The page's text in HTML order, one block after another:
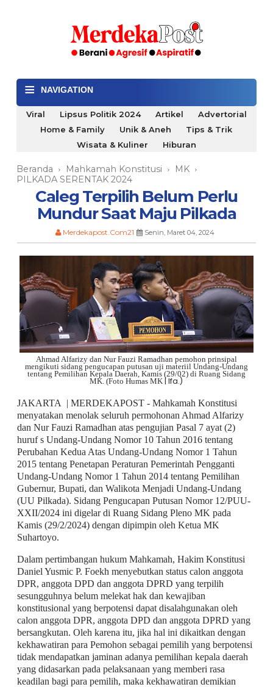
≡ NAVIGATION
Viral Lipsus Politik 2024 Artikel
Advertorial
Home & Family
Unik & Aneh
Tips & Trik
Wisata & Kuliner
Hiburan
Beranda › Mahkamah Konstitusi › MK ›
PILKADA SERENTAK 2024
Caleg Terpilih Belum Perlu
Mundur Saat Maju Pilkada
Merdekapost.Com21 Senin, Maret 04, 2024
Ahmad Alfarizy dan Nur Fauzi Ramadhan pemohon prinsipal
mengikuti sidang pengucapan putusan uji materiil Undang-Undang
tentang Pemilihan Kepala Daerah, Kamis (29/02) di Ruang Sidang
MK. (Foto Humas MK | Ifa.)
JAKARTA | MERDEKAPOST - Mahkamah Konstitusi
menyatakan menolak seluruh permohonan Ahmad Alfarizy
dan Nur Fauzi Ramadhan atas pengujian Pasal 7 ayat (2)
huruf s Undang-Undang Nomor 10 Tahun 2016 tentang
Perubahan Kedua Atas Undang-Undang Nomor 1 Tahun
2015 tentang Penetapan Peraturan Pemerintah Pengganti
Undang-Undang Nomor 1 Tahun 2014 tentang Pemilihan
Gubernur, Bupati, dan Walikota Menjadi Undang-Undang
(UU Pilkada). Sidang Pengucapan Putusan Nomor 12/PUU-
XXII/2024 ini digelar di Ruang Sidang Pleno MK pada
Kamis (29/2/2024) dengan dipimpin oleh Ketua MK
Suhartoyo.
Dalam pertimbangan hukum Mahkamah, Hakim Konstitusi
Daniel Yusmic P. Foekh menyebutkan status calon anggota
DPR, anggota DPD dan anggota DPRD yang terpilih
sesungguhnya belum melekat hak dan kewajiban
konstitusional yang berpotensi dapat disalahgunakan oleh
calon anggota DPR, anggota DPD dan anggota DPRD yang
bersangkutan. Oleh karena itu, jika hal ini dikaitkan dengan
kekhawatiran para Pemohon sebagai pemilih yang berpotensi
tidak mendapatkan jaminan adanya pemilihan kepala daerah
yang didasarkan pada pelaksanaan yang memberi rasa
keadilan bagi para pemilih, maka kekhawatiran demikian